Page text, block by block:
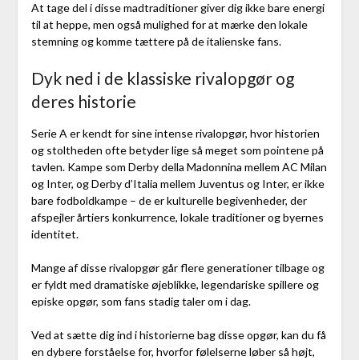
At tage del i disse madtraditioner giver dig ikke bare energi
til at heppe, men også mulighed for at mærke den lokale
stemning og komme tættere på de italienske fans.
Dyk ned i de klassiske rivalopgør og
deres historie
Serie A er kendt for sine intense rivalopgør, hvor historien
og stoltheden ofte betyder lige så meget som pointene på
tavlen. Kampe som Derby della Madonnina mellem AC Milan
og Inter, og Derby d’Italia mellem Juventus og Inter, er ikke
bare fodboldkampe – de er kulturelle begivenheder, der
afspejler årtiers konkurrence, lokale traditioner og byernes
identitet.
Mange af disse rivalopgør går flere generationer tilbage og
er fyldt med dramatiske øjeblikke, legendariske spillere og
episke opgør, som fans stadig taler om i dag.
Ved at sætte dig ind i historierne bag disse opgør, kan du få
en dybere forståelse for, hvorfor følelserne løber så højt,